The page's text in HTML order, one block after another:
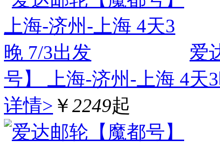
爱
号】 上海-济州-上海 4天
详情> ￥2249起